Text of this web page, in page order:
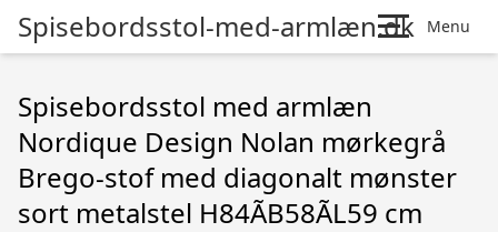
Spisebordsstol-med-armlæn.dk Menu
Spisebordsstol med armlæn
Nordique Design Nolan mørkegrå
Brego-stof med diagonalt mønster
sort metalstel H84ÃB58ÃL59 cm